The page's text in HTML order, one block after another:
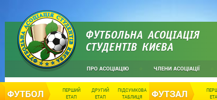
ФУТБОЛЬНА АСОЦІАЦІЯ
СТУДЕНТІВ КИЄВА
ПРО АСОЦІАЦІЮ ЧЛЕНИ АСОЦІАЦІЇ
ФУТБОЛ
ПЕРШИЙ
ЕТАП
ДРУГИЙ
ЕТАП
ПІДСУМКОВА
ТАБЛИЦЯ
ФУТЗАЛ